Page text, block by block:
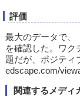
評価
最大のデータで、
を確認した。ワク
題だが、ポジティ
edscape.com/
関連するメディ